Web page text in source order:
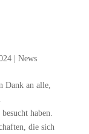
| News
an alle,
haben.
die sich